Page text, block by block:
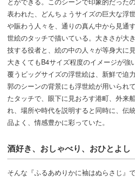
表われた、どんちょうサイズの巨大な浮
や賑わう人々を、通りの真ん中から見通
世絵のタッチで描いている。大きさが大
技する役者と、絵の中の人々が等身大に
大きくてもB4サイズ程度のイメージが強
覆うビッグサイズの浮世絵は、新鮮で迫
郭のシーンの背景にも浮世絵が用いられ
たタッチで、眼下に見おろす港町、外来
れ、場所や時代を説明すると同時に、伝
品よく、情感豊かに彩っていた。
酒好き、おしゃべり、おひとよし
そんな『ふるあめりかに袖はぬらさじ』